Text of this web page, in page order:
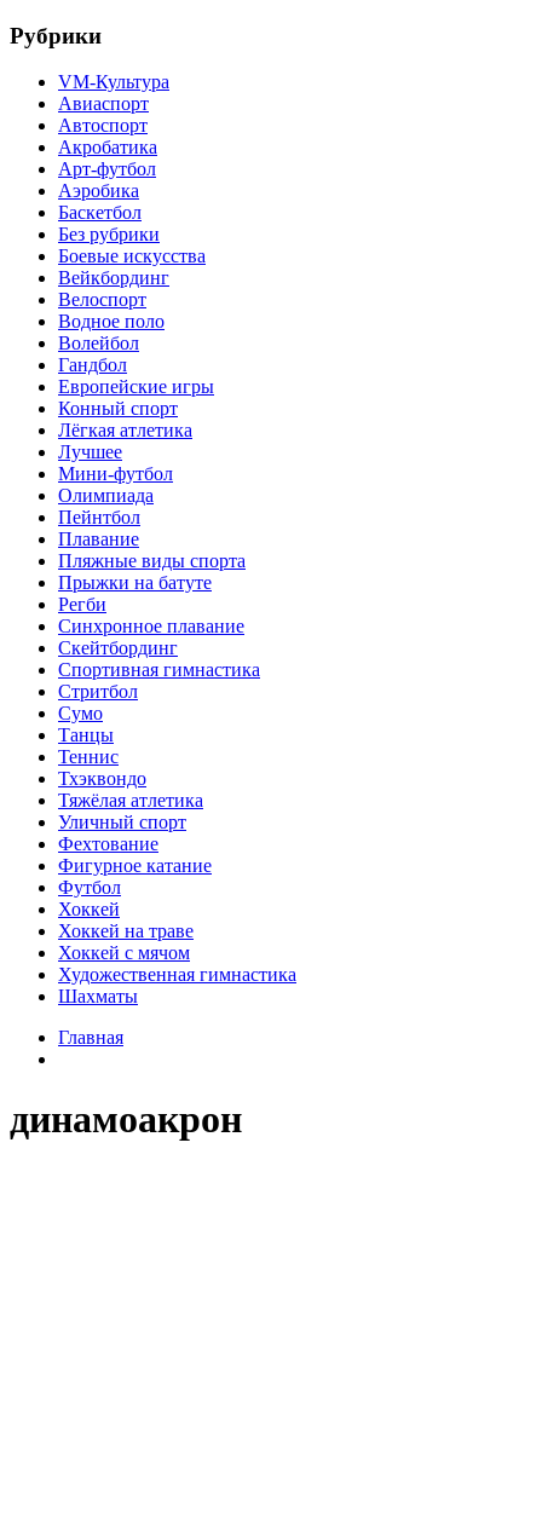
Рубрики
VM-Культура
Авиаспорт
Автоспорт
Акробатика
Арт-футбол
Аэробика
Баскетбол
Без рубрики
Боевые искусства
Вейкбординг
Велоспорт
Водное поло
Волейбол
Гандбол
Европейские игры
Конный спорт
Лёгкая атлетика
Лучшее
Мини-футбол
Олимпиада
Пейнтбол
Плавание
Пляжные виды спорта
Прыжки на батуте
Регби
Синхронное плавание
Скейтбординг
Спортивная гимнастика
Стритбол
Сумо
Танцы
Теннис
Тхэквондо
Тяжёлая атлетика
Уличный спорт
Фехтование
Фигурное катание
Футбол
Хоккей
Хоккей на траве
Хоккей с мячом
Художественная гимнастика
Шахматы
Главная
динамоакрон